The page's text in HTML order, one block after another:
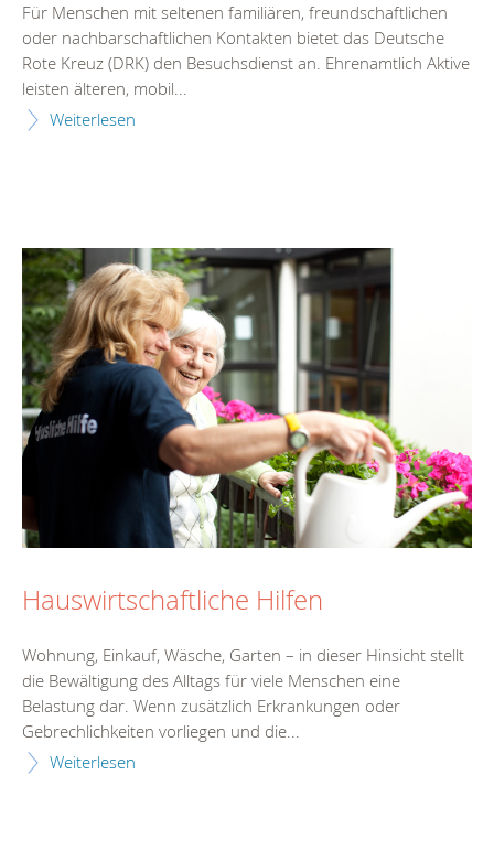
Für Menschen mit seltenen familiären, freundschaftlichen
oder nachbarschaftlichen Kontakten bietet das Deutsche
Rote Kreuz (DRK) den Besuchsdienst an. Ehrenamtlich Aktive
leisten älteren, mobil...
Weiterlesen
Hauswirtschaftliche Hilfen
Wohnung, Einkauf, Wäsche, Garten – in dieser Hinsicht stellt
die Bewältigung des Alltags für viele Menschen eine
Belastung dar. Wenn zusätzlich Erkrankungen oder
Gebrechlichkeiten vorliegen und die...
Weiterlesen